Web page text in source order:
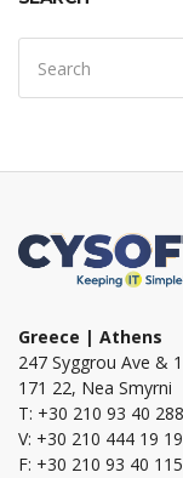
Search
for:
Greece | Athens
247 Syggrou Ave &
171 22, Nea Smyrni
T: +30 210 93 40 288
V: +30 210 444 19 19
F: +30 210 93 40 115